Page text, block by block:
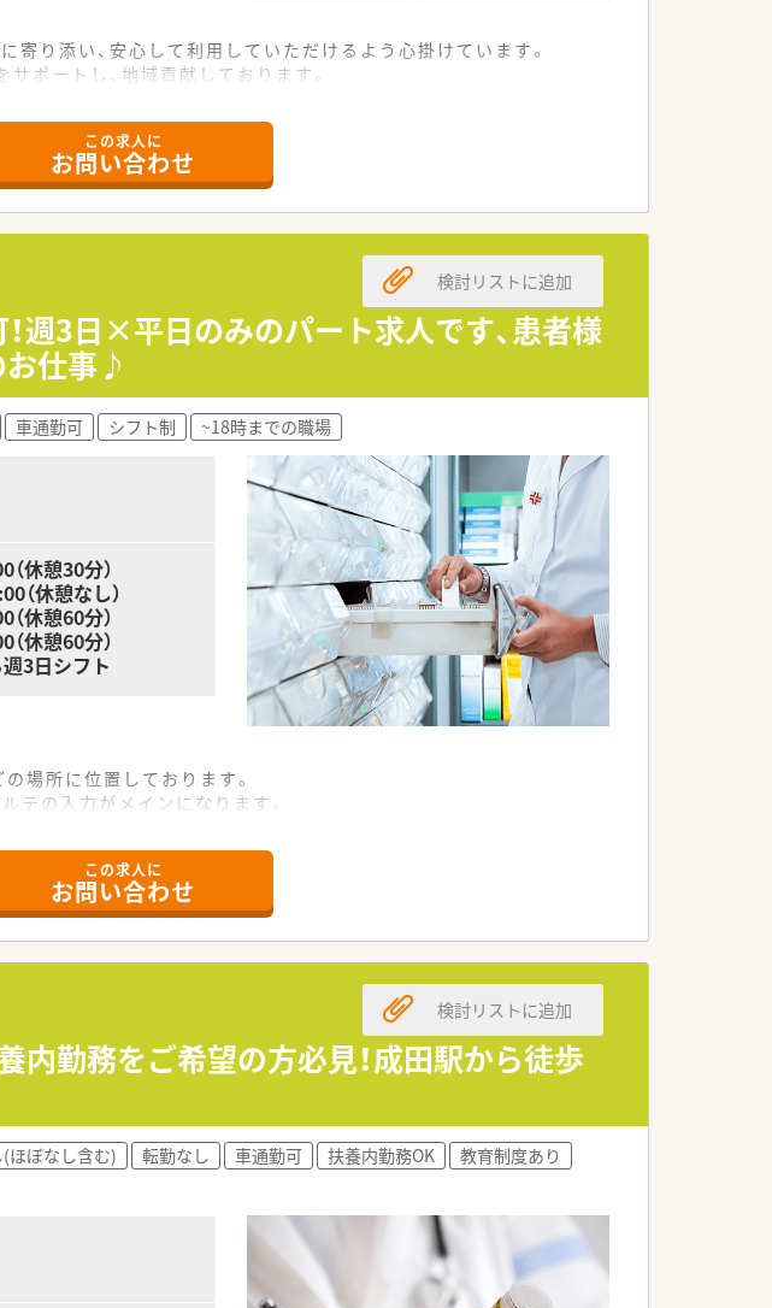
り添い、安心して利用していただけるよう心掛けています。
ポートし、地域貢献しております。
ています。また他店舗とのチームワークを大切にしています。
この求人に
お問い合わせ
週3日×平日のみのパート求人です、患者様
お仕事♪
検討リストに追加
車通勤可 シフト制 ~18時までの職場
休憩30分）
（休憩なし）
休憩60分）
休憩60分）
3日シフト
場所に位置しております。
テの入力がメインになります。
良い職場環境が自慢です。
務に取り組む活気があります。
切り替えて働くことができます。
家族に心から寄り添う医療を提供しています。
ステムの中核を担う法人です。
療を実践していることが特徴です。
この求人に
お問い合わせ
内勤務をご希望の方必見！成田駅から徒歩
検討リストに追加
ほぼなし含む) 転勤なし 車通勤可 扶養内勤務OK
教育制度あり